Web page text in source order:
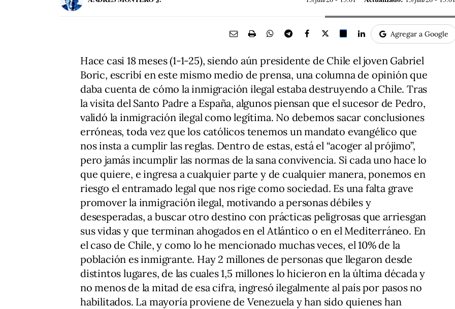
Agregar a Google
Hace casi 18 meses (1-1-25), siendo aún presidente de Chile el joven Gabriel
Boric, escribí en este mismo medio de prensa, una columna de opinión que
daba cuenta de cómo la inmigración ilegal estaba destruyendo a Chile. Tras
la visita del Santo Padre a España, algunos piensan que el sucesor de Pedro,
validó la inmigración ilegal como legítima. No debemos sacar conclusiones
erróneas, toda vez que los católicos tenemos un mandato evangélico que
nos insta a cumplir las reglas. Dentro de estas, está el “acoger al prójimo”,
pero jamás incumplir las normas de la sana convivencia. Si cada uno hace lo
que quiere, e ingresa a cualquier parte y de cualquier manera, ponemos en
riesgo el entramado legal que nos rige como sociedad. Es una falta grave
promover la inmigración ilegal, motivando a personas débiles y
desesperadas, a buscar otro destino con prácticas peligrosas que arriesgan
sus vidas y que terminan ahogados en el Atlántico o en el Mediterráneo. En
el caso de Chile, y como lo he mencionado muchas veces, el 10% de la
población es inmigrante. Hay 2 millones de personas que llegaron desde
distintos lugares, de las cuales 1,5 millones lo hicieron en la última década y
no menos de la mitad de esa cifra, ingresó ilegalmente al país por pasos no
habilitados. La mayoría proviene de Venezuela y han sido quienes han